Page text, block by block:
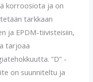
korroosiota ja on
tarkkaan
ja EPDM-tiivisteisiin,
tarjoaa
”D” -
on suunniteltu ja